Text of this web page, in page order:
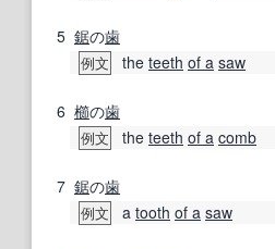
5 鋸の歯
例文 the teeth of a saw
6 櫛の歯
例文 the teeth of a comb
7 鋸の歯
例文 a tooth of a saw